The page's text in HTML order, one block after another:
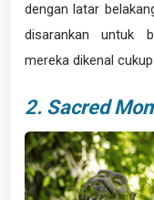
dengan latar
disarankan untuk
mereka dikenal
2. Sacred